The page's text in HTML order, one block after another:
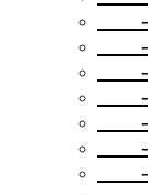
-
-
-
-
-
-
-